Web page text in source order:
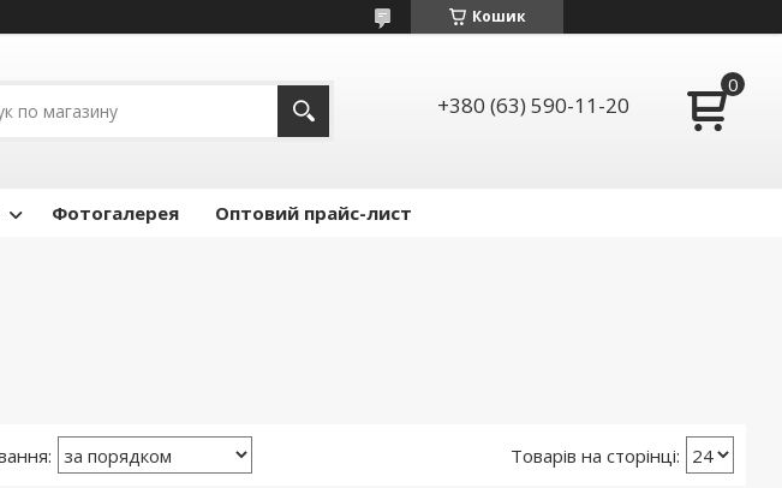
Кошик
+380 (63) 590-11-20
Фотогалерея Оптовий прайс-лист